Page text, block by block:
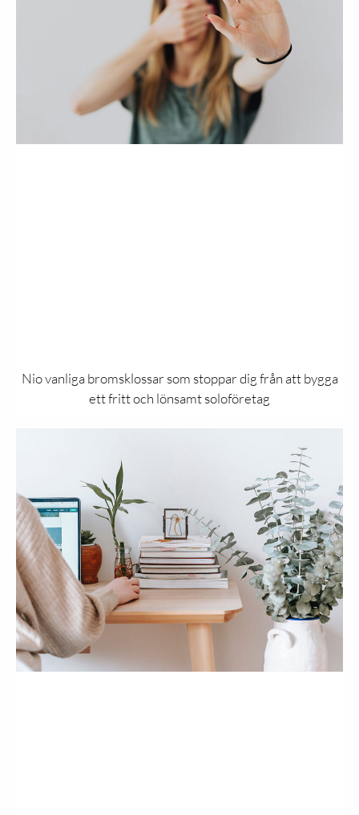
Nio vanliga bromsklossar som stoppar dig från att bygga
ett fritt och lönsamt soloföretag